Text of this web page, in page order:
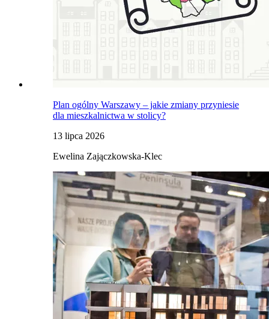
Plan ogólny Warszawy – jakie zmiany przyniesie
dla mieszkalnictwa w stolicy?
13 lipca 2026
Ewelina Zajączkowska-Klec